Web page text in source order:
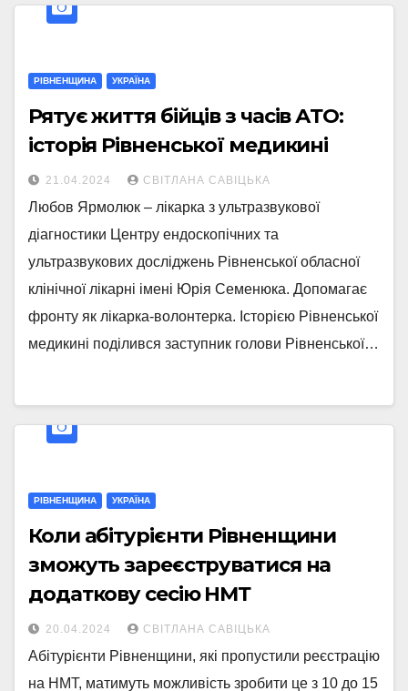
РІВНЕНЩИНА УКРАЇНА
Рятує життя бійців з часів АТО:
історія Рівненської медикині
21.04.2024 СВІТЛАНА САВІЦЬКА
Любов Ярмолюк – лікарка з ультразвукової
діагностики Центру ендоскопічних та
ультразвукових досліджень Рівненської обласної
клінічної лікарні імені Юрія Семенюка. Допомагає
фронту як лікарка-волонтерка. Історією Рівненської
медикині поділився заступник голови Рівненської…
РІВНЕНЩИНА УКРАЇНА
Коли абітурієнти Рівненщини
зможуть зареєструватися на
додаткову сесію НМТ
20.04.2024 СВІТЛАНА САВІЦЬКА
Абітурієнти Рівненщини, які пропустили реєстрацію
на НМТ, матимуть можливість зробити це з 10 до 15